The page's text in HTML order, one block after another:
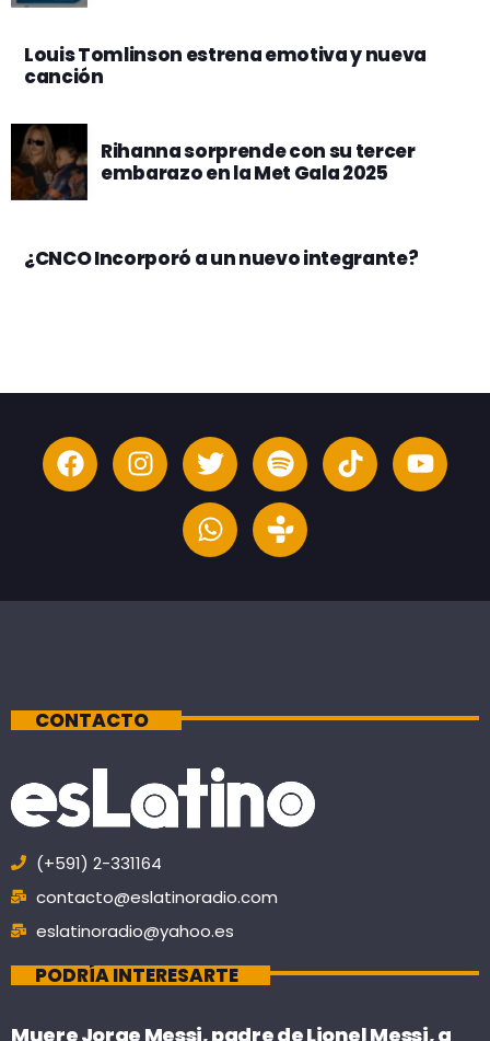
Louis Tomlinson estrena emotiva y nueva
canción
Rihanna sorprende con su tercer
embarazo en la Met Gala 2025
¿CNCO Incorporó a un nuevo integrante?
CONTACTO
(+591) 2-331164
contacto@eslatinoradio.com
eslatinoradio@yahoo.es
PODRÍA INTERESARTE
Muere Jorge Messi, padre de Lionel Messi, a